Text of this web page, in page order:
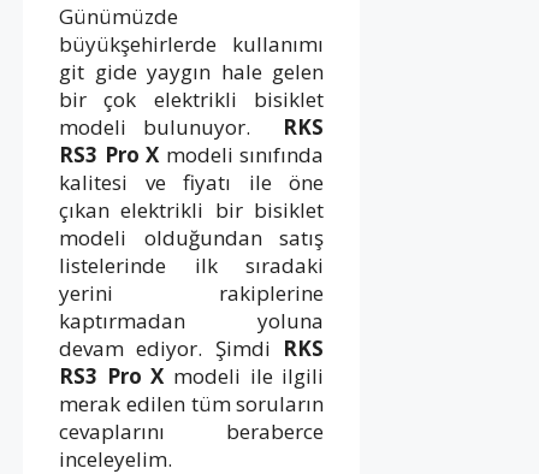
Günümüzde
büyükşehirlerde kullanımı
git gide yaygın hale gelen
bir çok elektrikli bisiklet
modeli bulunuyor. RKS
RS3 Pro X modeli sınıfında
kalitesi ve fiyatı ile öne
çıkan elektrikli bir bisiklet
modeli olduğundan satış
listelerinde ilk sıradaki
yerini rakiplerine
kaptırmadan yoluna
devam ediyor. Şimdi RKS
RS3 Pro X modeli ile ilgili
merak edilen tüm soruların
cevaplarını beraberce
inceleyelim.